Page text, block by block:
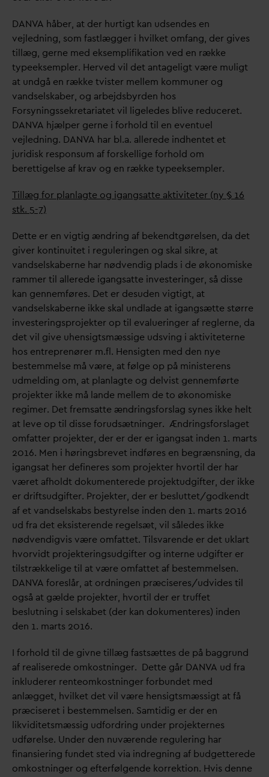
DANVA håber, at der hurtigt kan udsendes en
vejledning, som fastlægger i hvilket omfang, der gives
tillæg, gerne med eksemplifikation ved en række
typeeksempler. Herved vil det antageligt være muligt
at undgå en række tvister mellem kommuner og
vandselskaber, og arbejdsbyrden hos
Forsyningssekretariatet vil ligeledes blive reduceret.
DANVA hjælper gerne i forhold til en eventuel
vejledning. DANVA har bl.a. allerede indhentet et
juridisk responsum af forskellige forhold om
berettigelse af krav og en række typeeksempler.
Tillæg for planlagte og igangsatte aktiviteter (ny § 16
stk. 5-7)
Dette er en vigtig ændring af bekendtgørelsen, da det
giver kontinuitet i reguleringen og skal sikre, at
vandselskaberne har nødvendig plads i de økonomiske
rammer til allerede igangsatte investeringer, så disse
kan gennemføres. Det er desuden vigtigt, at
vandselskaberne ikke skal undlade at igangsætte større
investeringsprojekter op til evalueringer af reglerne, da
det vil give uhensigtsmæssige udsving i aktiviteterne
hos entreprenører m.fl. Hensigten med den nye
bestemmelse må være, at følge op på ministerens
udmelding om, at planlagte og delvist gennemførte
projekter ikke må lande mellem de to økonomiske
regimer. Det fremsatte ændringsforslag synes ikke helt
at leve op til disse forudsætninger. Ændringsforslaget
omfatter projekter, der er der er igangsat inden 1. marts
2016. Men i høringsbrevet indføres en begrænsning, da
igangsat her defineres som projekter hvortil der har
været afholdt dokumenterede projektudgifter, der ikke
er driftsudgifter. Projekter, der er besluttet/godkendt
af et vandselskabs bestyrelse inden den 1. marts 2016
ud fra det eksisterende regelsæt, vil således ikke
nødvendigvis være omfattet. Tilsvarende er det uklart
hvorvidt projekteringsudgifter og interne udgifter er
tilstrækkelige til at være omfattet af bestemmelsen.
DANVA foreslår, at ordningen præciseres/udvides til
også at gælde projekter, hvortil der er truffet
beslutning i selskabet (der kan dokumenteres) inden
den 1. marts 2016.
I forhold til de givne tillæg fastsættes de på baggrund
af realiserede omkostninger. Dette går DANVA ud fra
inkluderer renteomkostninger forbundet med
anlægget, hvilket det vil være hensigtsmæssigt at få
præciseret i bestemmelsen. Samtidig er der en
likviditetsmæssig udfordring under projekternes
udførelse. Under den nuværende regulering har
finansiering fundet sted via indregning af budgetterede
omkostninger og efterfølgende korrektion. Hvis denne